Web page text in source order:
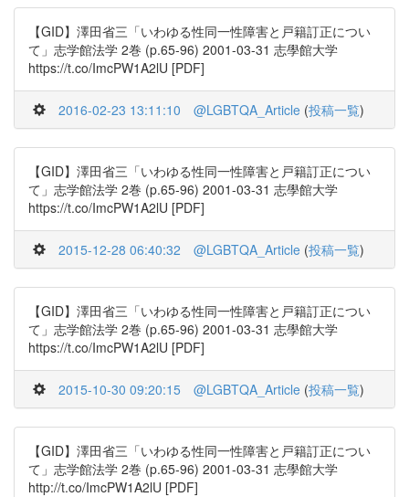
【GID】澤田省三「いわゆる性同一性障害と戸籍訂正につい
て」志学館法学 2巻 (p.65-96) 2001-03-31 志學館大学
https://t.co/ImcPW1A2lU [PDF]
2016-02-23 13:11:10 @LGBTQA_Article (投稿一覧)
【GID】澤田省三「いわゆる性同一性障害と戸籍訂正につい
て」志学館法学 2巻 (p.65-96) 2001-03-31 志學館大学
https://t.co/ImcPW1A2lU [PDF]
2015-12-28 06:40:32 @LGBTQA_Article (投稿一覧)
【GID】澤田省三「いわゆる性同一性障害と戸籍訂正につい
て」志学館法学 2巻 (p.65-96) 2001-03-31 志學館大学
https://t.co/ImcPW1A2lU [PDF]
2015-10-30 09:20:15 @LGBTQA_Article (投稿一覧)
【GID】澤田省三「いわゆる性同一性障害と戸籍訂正につい
て」志学館法学 2巻 (p.65-96) 2001-03-31 志學館大学
http://t.co/ImcPW1A2lU [PDF]